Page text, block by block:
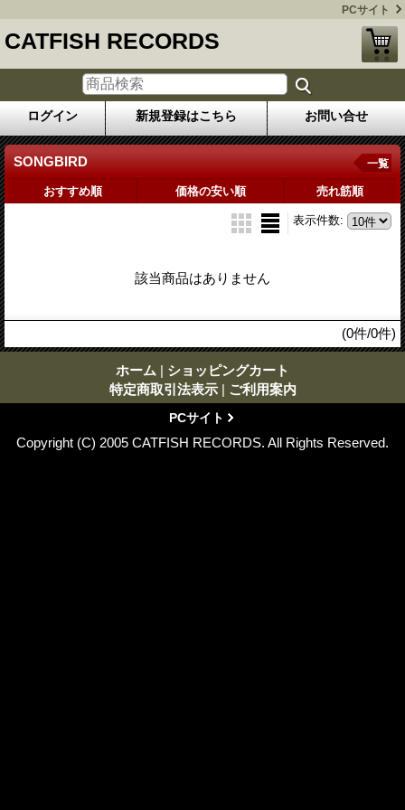
PCサイト
CATFISH RECORDS
ログイン 新規登録はこちら お問い合せ
SONGBIRD 一覧
おすすめ順 価格の安い順 売れ筋順
表示件数:
該当商品はありません
(0件/0件)
ホーム | ショッピングカート
特定商取引法表示 | ご利用案内
PCサイト
Copyright (C) 2005 CATFISH RECORDS. All Rights Reserved.